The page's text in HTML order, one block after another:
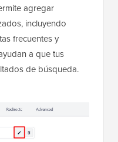
agregar
incluyendo
frecuentes y
a que tus
de búsqueda.